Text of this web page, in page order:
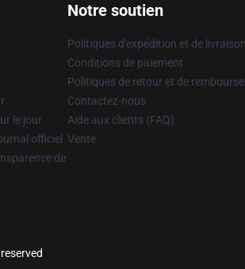
le jour
officiel
de
Notre soutien
Politiques d'expédition et de
Conditions de paiement
Politiques de retour et de
Contactez-nous
Aide aux clients (FAQ)
Vente